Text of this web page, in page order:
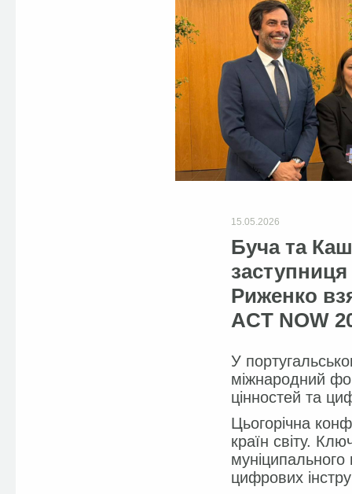
15.05.2026
Буча та
Риженко
ACT NOW
У
міжнародний
цінностей та
Цьогорічна
країн світу.
цифрових